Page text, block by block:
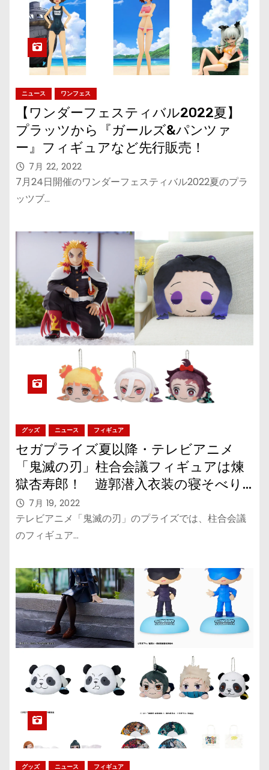
ニュース ワンフェス
【ワンダーフェスティバル2022夏】
プラッツから『ガールズ&パンツァ
ー』フィギュアなど先行販売！
7月 22, 2022
7月24日開催のワンダーフェスティバル2022夏のプラ
ッツブ…
グッズ ニュース フィギュア
セガプライズ夏以降・テレビアニメ
「鬼滅の刃」柱合会議フィギュアは煉
獄杏寿郎！ 遊郭潜入衣装の寝そべり
ぬいぐるみも！
7月 19, 2022
テレビアニメ「鬼滅の刃」のプライズでは、柱合会議
のフィギュア…
グッズ ニュース フィギュア